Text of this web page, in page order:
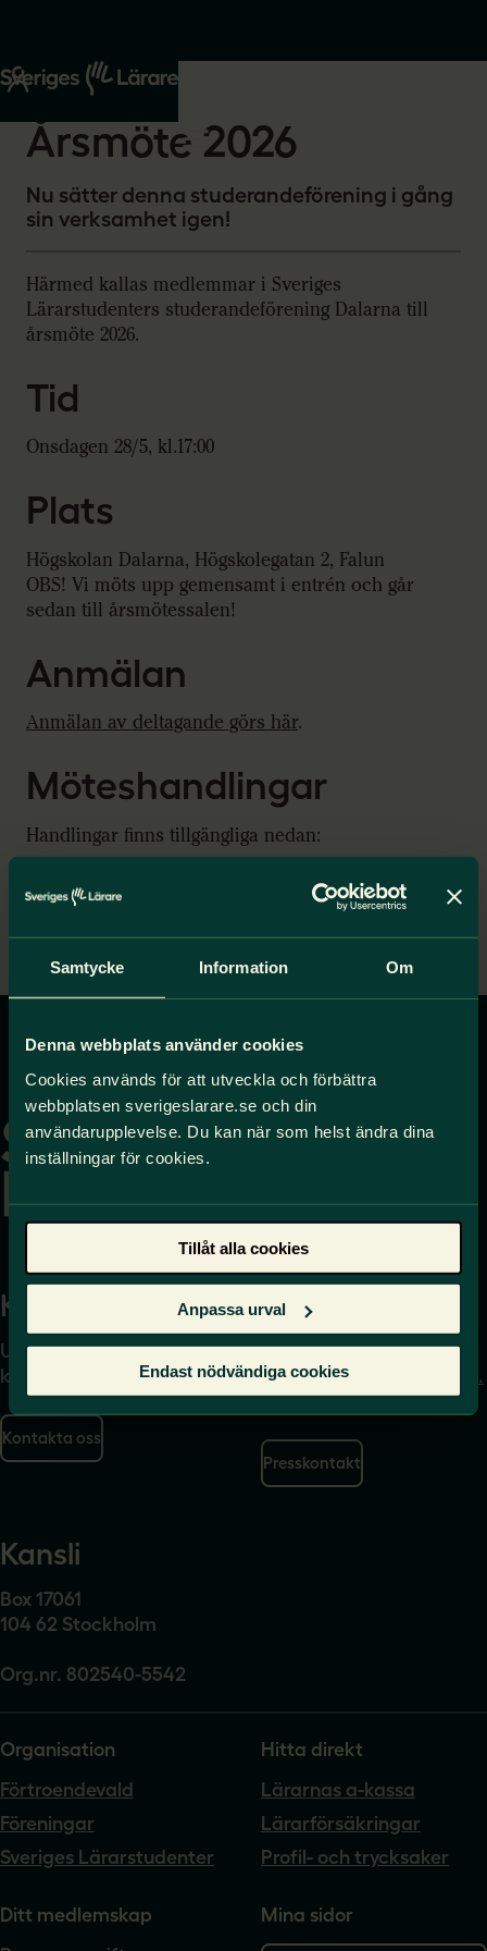
Samtycke Information Om
Denna webbplats använder cookies
Cookies används för att utveckla och förbättra
webbplatsen sverigeslarare.se och din
användarupplevelse. Du kan när som helst ändra dina
inställningar för cookies.
Tillåt alla cookies
Anpassa urval
Endast nödvändiga cookies
Start
Om oss
2026-05-21
Årsmöte 2026
Nu sätter denna studerandeförening i gång
sin verksamhet igen!
Härmed kallas medlemmar i Sveriges
Lärarstudenters studerandeförening Dalarna till
årsmöte 2026.
Tid
Onsdagen 28/5, kl.17:00
Plats
Högskolan Dalarna, Högskolegatan 2, Falun
OBS! Vi möts upp gemensamt i entrén och går
sedan till årsmötessalen!
Anmälan
Anmälan av deltagande görs här.
Möteshandlingar
Handlingar finns tillgängliga nedan:
Kallelse
Budgetförslag
startsidan
Kontakta
Uppgifter om hur du
kontaktar oss finns här.
Kontakta oss
Press
Journalist – du når oss
på press@sverigeslarare.
se
Presskontakt
Kansli
Box 17061
104 62 Stockholm
Org.nr. 802540-5542
Organisation
Förtroendevald
Föreningar
Sveriges Lärarstudenter
Hitta direkt
Lärarnas a-kassa
Lärarförsäkringar
Profil- och trycksaker
Ditt medlemskap
Mina sidor